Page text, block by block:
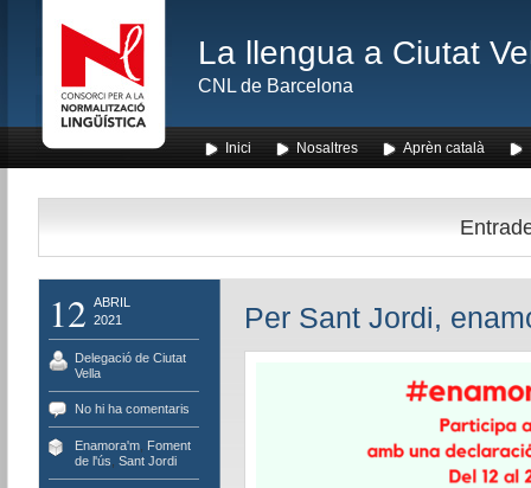
La llengua a Ciutat
CNL de Barcelona
Inici Nosaltres Aprèn català
12 ABRIL
2021
Delegació de Ciutat
Vella
No hi ha comentaris
Enamora'm, Foment
de l'ús Sant Jordi
Per Sant Jordi,